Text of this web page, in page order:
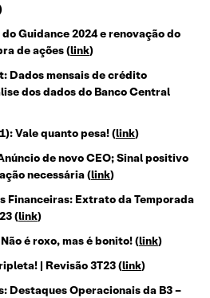
Guidance 2024 e renovação do
de ações (link)
Dados mensais de crédito
dos dados do Banco Central
Vale quanto pesa! (link)
de novo CEO; Sinal positivo
necessária (link)
Financeiras: Extrato da Temporada
(link)
é roxo, mas é bonito! (link)
| Revisão 3T23 (link)
Destaques Operacionais da B3 –